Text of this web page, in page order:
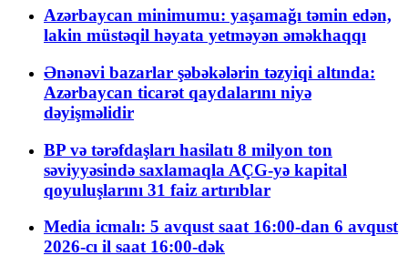
Azərbaycan minimumu: yaşamağı təmin edən,
lakin müstəqil həyata yetməyən əməkhaqqı
Ənənəvi bazarlar şəbəkələrin təzyiqi altında:
Azərbaycan ticarət qaydalarını niyə
dəyişməlidir
BP və tərəfdaşları hasilatı 8 milyon ton
səviyyəsində saxlamaqla AÇG-yə kapital
qoyuluşlarını 31 faiz artırıblar
Media icmalı: 5 avqust saat 16:00-dan 6 avqust
2026-cı il saat 16:00-dək